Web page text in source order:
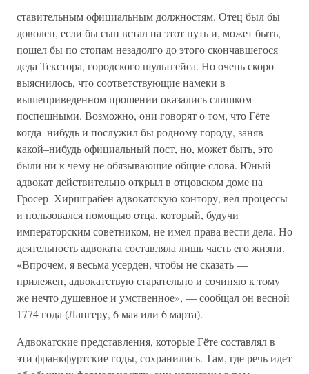
ставительным официальным должностям. Отец был бы
доволен, если бы сын встал на этот путь и, может быть,
пошел бы по стопам незадолго до этого скончавшегося
деда Текстора, городского шультгейса. Но очень скоро
выяснилось, что соответствующие намеки в
вышеприведенном прошении оказались слишком
поспешными. Возможно, они говорят о том, что Гёте
когда–нибудь и послужил бы родному городу, заняв
какой–нибудь официальный пост, но, может быть, это
были ни к чему не обязывающие общие слова. Юный
адвокат действительно открыл в отцовском доме на
Гросер–Хиршграбен адвокатскую контору, вел процессы
и пользовался помощью отца, который, будучи
императорским советником, не имел права вести дела. Но
деятельность адвоката составляла лишь часть его жизни.
«Впрочем, я весьма усерден, чтобы не сказать —
прилежен, адвокатствую старательно и сочиняю к тому
же нечто душевное и умственное», — сообщал он весной
1774 года (Лангеру, 6 мая или 6 марта).
Адвокатские представления, которые Гёте составлял в
эти франкфуртские годы, сохранились. Там, где речь идет